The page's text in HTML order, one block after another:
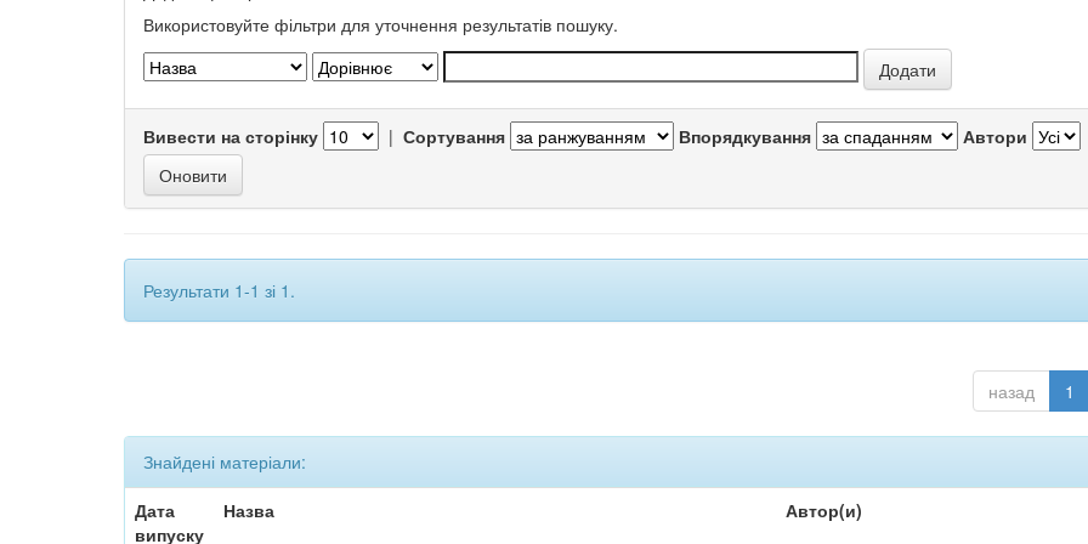
Використовуйте фільтри для уточнення результатів пошуку.
Вивести на сторінку | Сортування Впорядкування Автори
Результати 1-1 зі 1.
назад 1
Знайдені матеріали:
Дата
випуску
Назва Автор(и)